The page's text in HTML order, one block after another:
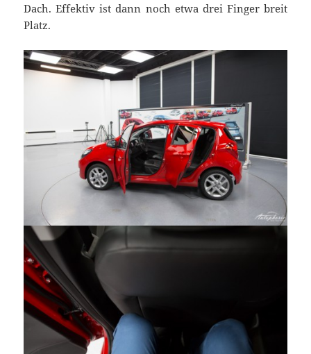
Dach. Effektiv ist dann noch etwa drei Finger breit
Platz.